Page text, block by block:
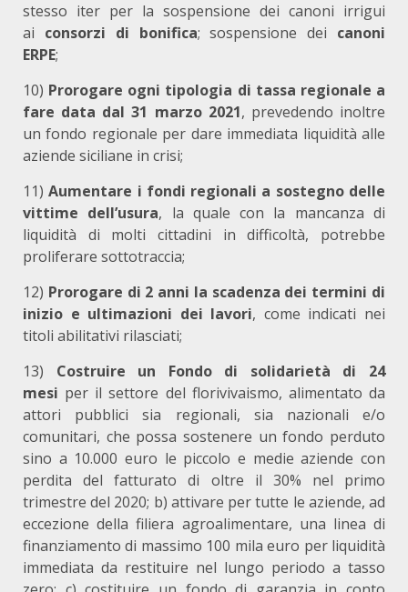
stesso iter per la sospensione dei canoni irrigui
ai consorzi di bonifica; sospensione dei canoni
ERPE;
10) Prorogare ogni tipologia di tassa regionale a
fare data dal 31 marzo 2021, prevedendo inoltre
un fondo regionale per dare immediata liquidità alle
aziende siciliane in crisi;
11)Aumentare i fondi regionali a sostegno delle
vittime dell’usura, la quale con la mancanza di
liquidità di molti cittadini in difficoltà, potrebbe
proliferare sottotraccia;
12) Prorogare di 2 anni la scadenza dei termini di
inizio e ultimazioni dei lavori, come indicati nei
titoli abilitativi rilasciati;
13) Costruire un Fondo di solidarietà di 24
mesi per il settore del florivivaismo, alimentato da
attori pubblici sia regionali, sia nazionali e/o
comunitari, che possa sostenere un fondo perduto
sino a 10.000 euro le piccolo e medie aziende con
perdita del fatturato di oltre il 30% nel primo
trimestre del 2020; b) attivare per tutte le aziende, ad
eccezione della filiera agroalimentare, una linea di
finanziamento di massimo 100 mila euro per liquidità
immediata da restituire nel lungo periodo a tasso